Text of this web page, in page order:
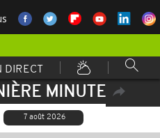
DIRECT
MINUTE
7 août 2026